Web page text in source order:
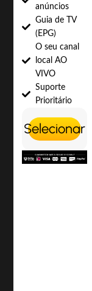
anúncios
Guia de TV
(EPG)
O seu canal
local AO
VIVO
Suporte
Prioritário
Selecionar